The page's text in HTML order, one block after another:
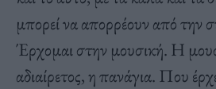
μπορεί να απορρέουν από την
Έρχομαι στην μουσική. Η
αδιαίρετος, η πανάγια. Που